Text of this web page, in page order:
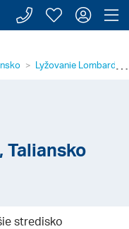
Zavolajte
Moje
⋯
Lyžovanie Lombardia
Taliansko
stredisko